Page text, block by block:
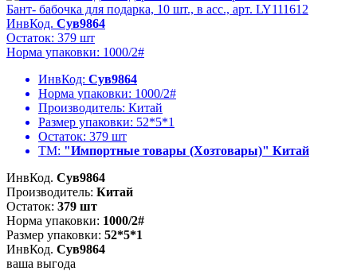
Бант- бабочка для подарка, 10 шт., в асс., арт. LY111612
ИнвКод. Сув9864
Остаток: 379 шт
Норма упаковки: 1000/2#
ИнвКод: Сув9864
Норма упаковки: 1000/2#
Производитель: Китай
Размер упаковки: 52*5*1
Остаток: 379 шт
ТМ: "Импортные товары (Хозтовары)" Китай
ИнвКод. Сув9864
Производитель: Китай
Остаток: 379 шт
Норма упаковки: 1000/2#
Размер упаковки: 52*5*1
ИнвКод. Сув9864
ваша выгода